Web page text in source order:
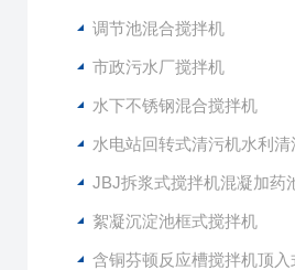
调节池混合搅拌机
市政污水厂搅拌机
水下不锈钢混合搅拌机
水电站回转式清污机水利清
JBJ拆浆式搅拌机混凝加药池混合型
絮凝沉淀池框式搅拌机
含铜芬顿反应槽搅拌机顶入式